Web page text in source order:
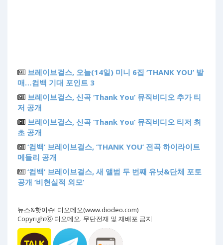
브레이브걸스, 오늘(14일) 미니 6집 ‘THANK YOU’ 발
매…컴백 기대 포인트 3
브레이브걸스, 신곡 ‘Thank You’ 뮤직비디오 추가 티
저 공개
브레이브걸스, 신곡 ‘Thank You’ 뮤직비디오 티저 최
초 공개
‘컴백’ 브레이브걸스, ‘THANK YOU’ 전곡 하이라이트
메들리 공개
‘컴백’ 브레이브걸스, 새 앨범 두 번째 유닛&단체 포토
공개 ‘비현실적 외모’
뉴스&핫이슈! 디오데오(www.diodeo.com)
Copyrightⓒ 디오데오. 무단전재 및 재배포 금지